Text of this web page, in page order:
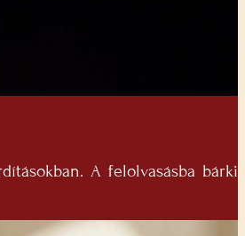
A felolvasásba bárki